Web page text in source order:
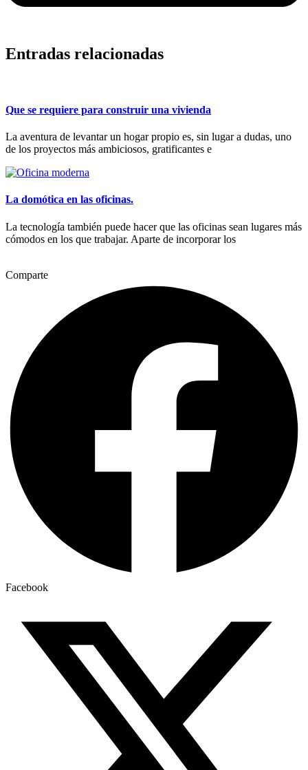
Entradas relacionadas
Que se requiere para construir una vivienda
La aventura de levantar un hogar propio es, sin lugar a dudas, uno
de los proyectos más ambiciosos, gratificantes e
La domótica en las oficinas.
La tecnología también puede hacer que las oficinas sean lugares más
cómodos en los que trabajar. Aparte de incorporar los
Comparte
Facebook